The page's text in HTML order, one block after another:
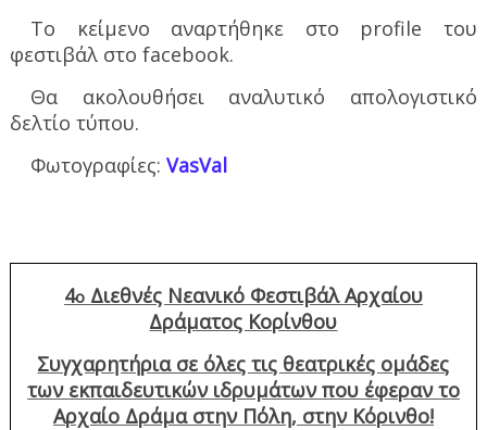
Το κείμενο αναρτήθηκε στο profile του
φεστιβάλ στο facebook.
Θα ακολουθήσει αναλυτικό απολογιστικό
δελτίο τύπου.
Φωτογραφίες: VasVal
4οΔιεθνές Νεανικό Φεστιβάλ Αρχαίου
Δράματος Κορίνθου
Συγχαρητήρια σε όλες τις θεατρικές ομάδες
των εκπαιδευτικών ιδρυμάτων που έφεραν το
Αρχαίο Δράμα στην Πόλη, στην Κόρινθο!